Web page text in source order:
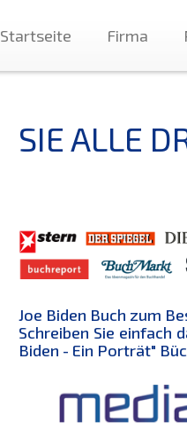
Startseite Firma
SIE ALLE
Joe Biden Buch zum
Schreiben Sie einfach
Biden - Ein Porträt"